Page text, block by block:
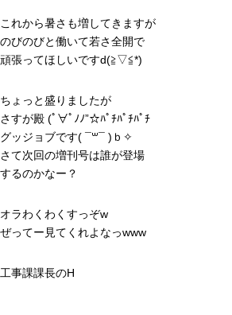
これから暑さも増してきますが
のびのびと働いて若さ全開で
頑張ってほしいですd(≧▽≦*)
ちょっと盛りましたが
さすが殿 (ﾟ∀ﾟﾉﾉ”☆ﾊﾟﾁﾊﾟﾁﾊﾟﾁ
グッジョブです( ¯꒳¯ )ｂ✧
さて次回の増刊号は誰が登場
するのかなー？
オラわくわくすっぞw
ぜってー見てくれよなっwww
工事課課長のH